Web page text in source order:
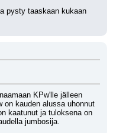
pysty taaskaan kukaan
KPw'lle jälleen
on kauden alussa uhonnut
kaatunut ja tuloksena on
jumbosija.